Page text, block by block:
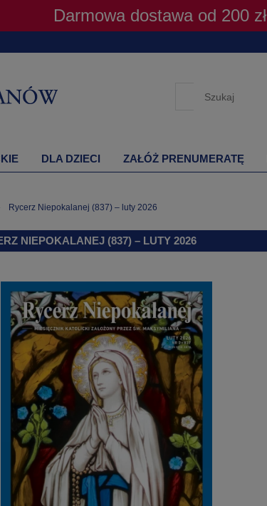
Darmowa dostawa od 200 zł
DLA DZIECI ZAŁÓŻ PRENUMERATĘ
Rycerz Niepokalanej (837) – luty 2026
NIEPOKALANEJ (837) – LUTY 2026